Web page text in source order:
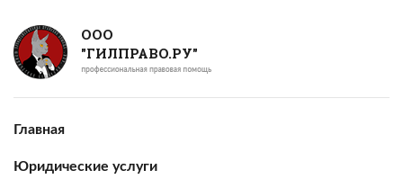
ООО
"ГИЛПРАВО.РУ"
Главная
Юридические услуги